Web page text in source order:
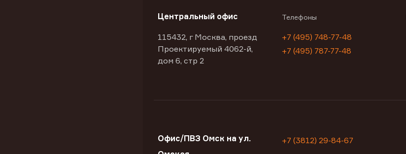
Центральный офис
115432, г Москва, проезд
Проектируемый 4062-й,
дом 6, стр 2
Телефоны
+7 (495) 748-77-48
+7 (495) 787-77-48
Офис/ПВЗ Омск на ул.
+7 (3812) 29-84-67